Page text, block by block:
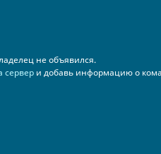
не объявился.
сервери добавь информацию о